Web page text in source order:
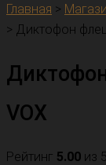
Главная >
> Диктофон
VOX
Рейтинг 5.00 из